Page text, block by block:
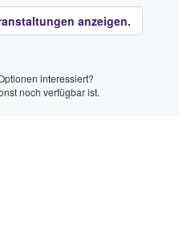
anzeigen.
interessiert?
noch verfügbar ist.